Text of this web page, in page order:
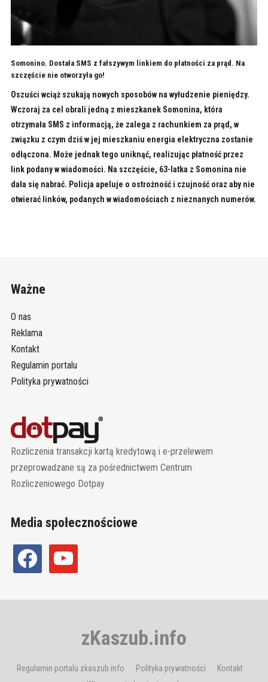
Somonino. Dostała SMS z fałszywym linkiem do płatności za prąd. Na
szczęście nie otworzyła go!
Oszuści wciąż szukają nowych sposobów na wyłudzenie pieniędzy.
Wczoraj za cel obrali jedną z mieszkanek Somonina, która
otrzymała SMS z informacją, że zalega z rachunkiem za prąd, w
związku z czym dziś w jej mieszkaniu energia elektryczna zostanie
odłączona. Może jednak tego uniknąć, realizując płatność przez
link podany w wiadomości. Na szczęście, 63-latka z Somonina nie
dała się nabrać. Policja apeluje o ostrożność i czujność oraz aby nie
otwierać linków, podanych w wiadomościach z nieznanych numerów.
Ważne
O nas
Reklama
Kontakt
Regulamin portalu
Polityka prywatności
Rozliczenia transakcji kartą kredytową i e-przelewem
przeprowadzane są za pośrednictwem Centrum
Rozliczeniowego Dotpay
Media społecznościowe
facebook youtube
zKaszub.info
Regulamin portalu zkaszub.info Polityka prywatności
Kontakt